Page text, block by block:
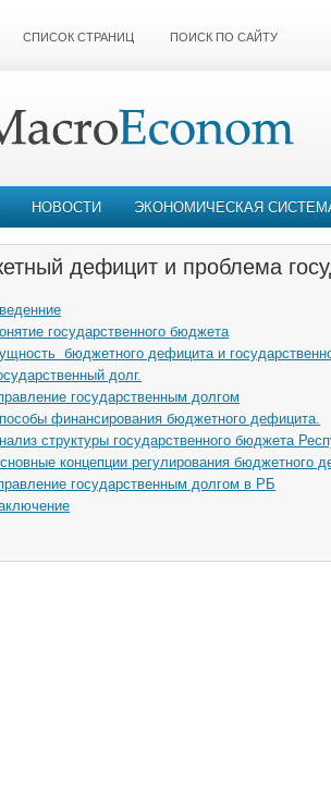
СПИСОК СТРАНИЦ ПОИСК ПО САЙТУ
НОВОСТИ ЭКОНОМИЧЕСКАЯ
дефицит и проблема
государственного бюджета
бюджетного дефицита и
долг.
государственным долгом
финансирования бюджетного дефицита.
структуры государственного бюджета
концепции регулирования бюджетного
государственным долгом в РБ